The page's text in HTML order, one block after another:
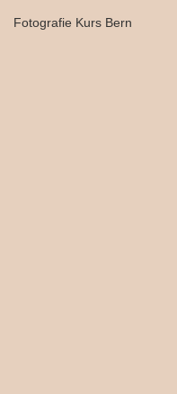
Fotografie Kurs Bern